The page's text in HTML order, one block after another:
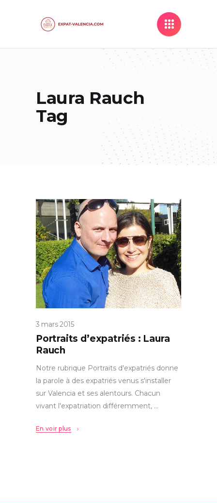
Laura Rauch
Tag
3 mars 2015
Portraits d’expatriés : Laura
Rauch
Notre rubrique Portraits d'expatriés donne
la parole à des expatriés venus s'installer
sur Valencia et ses alentours. Chacun
vivant l'expatriation différemment,
En voir plus